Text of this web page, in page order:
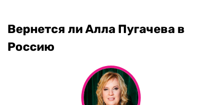
Вернется ли Алла Пугачева в
Россию